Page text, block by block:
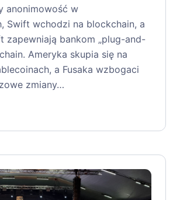
anonimowość w
Swift wchodzi na blockchain, a
zapewniają bankom „plug-and-
Ameryka skupia się na
a Fusaka wzbogaci
zmiany…